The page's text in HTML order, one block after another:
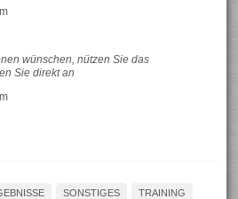
wünschen, nützen Sie das
Sie direkt an
SONSTIGES TRAINING